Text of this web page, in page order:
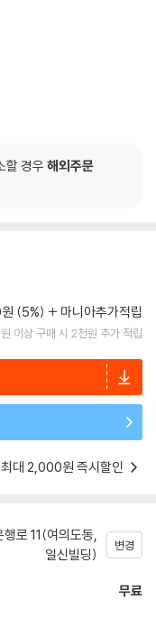
할 경우 해외주문
(5%) 마니아추가적립
이상 구매 시 2천원 추가 적립
최대 2,000원 즉시할인
로 11(여의도동,
일신빌딩)
변경
무료